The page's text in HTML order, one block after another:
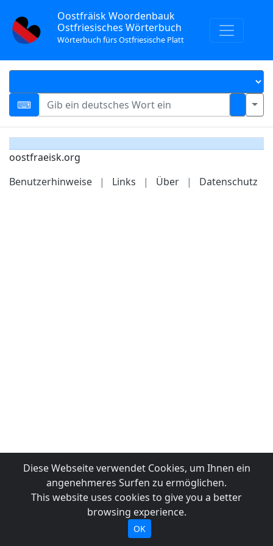
Oostfräisk Woordenbauk
Ostfriesisches Wörterbuch
Wörterbuch fürs Ostfriesische Platt
oostfraeisk.org
Benutzerhinweise
| Links | Über | Datenschutz
Diese Webseite verwendet Cookies, um Ihnen ein
angenehmeres Surfen zu ermöglichen.
This website uses cookies to give you a better
browsing experience.
OK